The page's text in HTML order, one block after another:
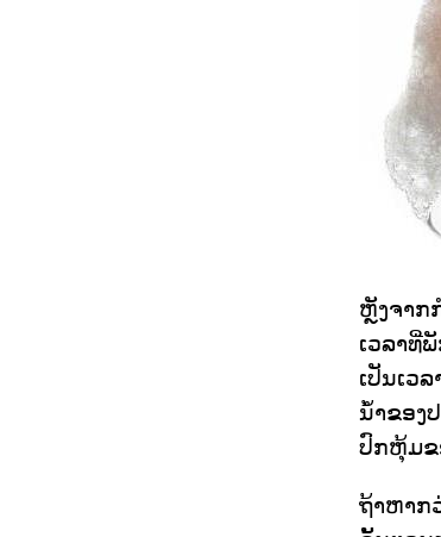
ຫຼັງຈາກ
ເວລາທີ່
ເປັນເວ
ນ້ໍາຂອງ
ປົກຫຸ້ມຂ
ຖ້າຫາກ